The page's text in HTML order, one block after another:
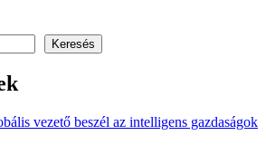
Keresés
vezető beszél az intelligens gazdaságok